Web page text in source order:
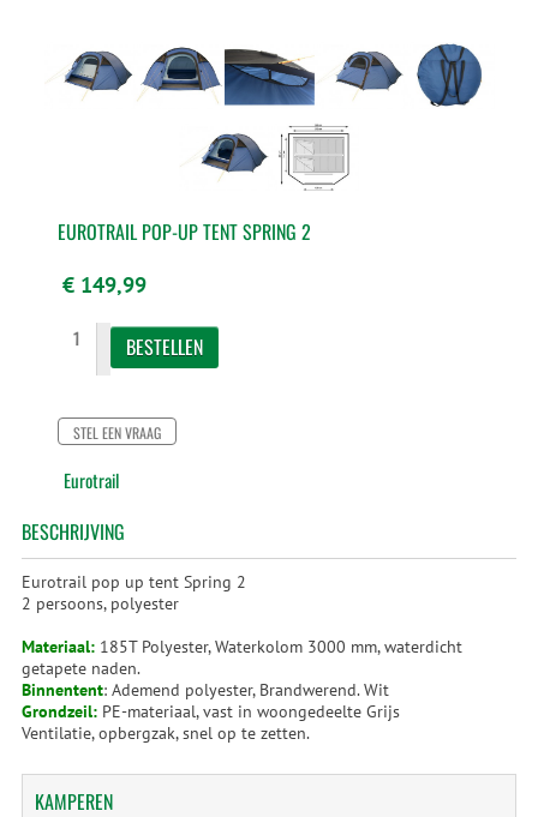
EUROTRAIL POP-UP TENT SPRING 2
€ 149,99
STEL EEN VRAAG
Eurotrail
BESCHRIJVING
Eurotrail pop up tent Spring 2
2 persoons, polyester
Materiaal: 185T Polyester, Waterkolom 3000 mm, waterdicht
getapete naden.
Binnentent: Ademend polyester, Brandwerend. Wit
Grondzeil: PE-materiaal, vast in woongedeelte Grijs
Ventilatie, opbergzak, snel op te zetten.
KAMPEREN